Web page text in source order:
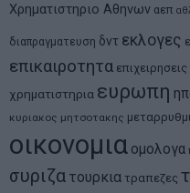
Χρηματιστηριο Αθηνων αεπ
διαπραγματευση δντ εκλογες
επικαιροτητα επιχειρησεις
χρηματιστηρια ευρωπη
κυριακος μητσοτακης
οικονομια ομολογα
συριζα τουρκια τραπεζες